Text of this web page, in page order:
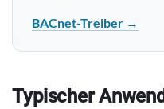
BACnet-Treiber →
Typischer